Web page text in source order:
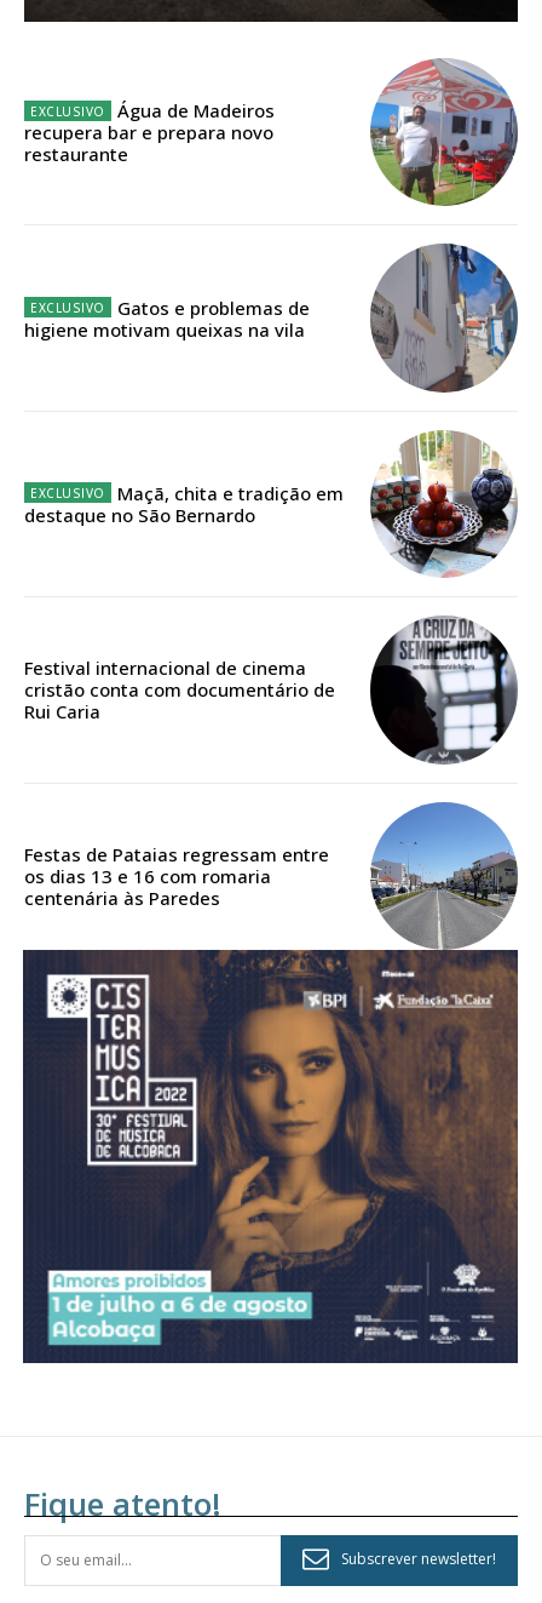
Escolha o plano de assinatura desejado:
32€
Edição em papel entregue à Quinta-feira em sua
casa
Acesso ao conteúdo online
Acesso aos conteúdos Exclusivos para
Escolha o plano
DIGITAL ANUAL
16
12 meses
Acesso ao conteúdo online
Acesso aos conteúdos Exclusivos para
assinantes
Ofertas para assinatura anual
Escolha o plano
Água de Madeiros
recupera bar e prepara novo
restaurante
Gatos e problemas de
higiene motivam queixas na vila
Maçã, chita e tradição em
destaque no São Bernardo
Festival internacional de cinema
cristão conta com documentário de
Rui Caria
Festas de Pataias regressam entre
os dias 13 e 16 com romaria
centenária às Paredes
Fique atento!
Subscrever newsletter!